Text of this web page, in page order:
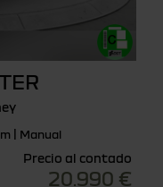
| Manual
Precio al contado
20.990 €